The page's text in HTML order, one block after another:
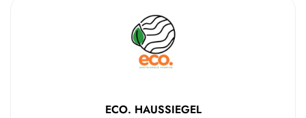
ECO. HAUSSIEGEL